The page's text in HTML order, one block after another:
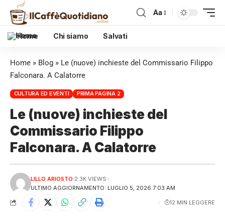
Aa
Home Chi siamo Salvati
Home » Blog » Le (nuove) inchieste del Commissario Filippo
Falconara. A Calatorre
CULTURA ED EVENTI PRIMA PAGINA 2
Le (nuove) inchieste del
Commissario Filippo
Falconara. A Calatorre
ULTIMO AGGIORNAMENTO: LUGLIO 5, 2026 7:03 AM
LILLO ARIOSTO 2.3K VIEWS
12 MIN LEGGERE